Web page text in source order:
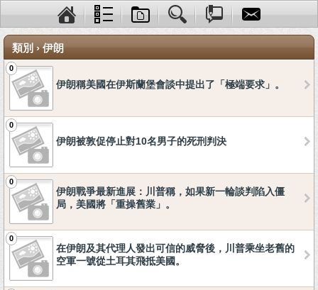
類別 › 伊朗
0
伊朗稱美國在伊斯蘭堡會談中提出了「極端要求」。
0
伊朗被敦促停止對10名男子的死刑判決
0
伊朗戰爭最新進展：川普稱，如果新一輪談判陷入僵
局，美國將「重操舊業」。
0
在伊朗及其代理人發出可信的威脅後，川普乘坐老舊的
空軍一號從土耳其飛抵美國。